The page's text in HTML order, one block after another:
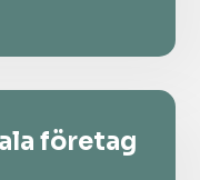
företag